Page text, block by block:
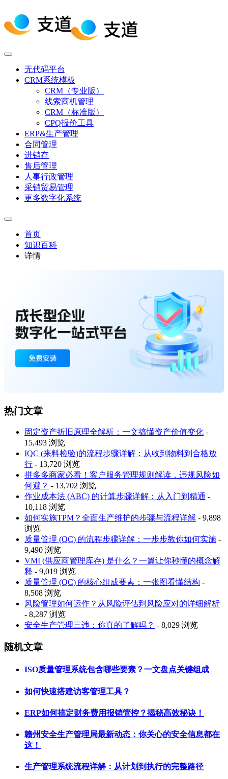
无代码平台
CRM系统模板
CRM（专业版）
线索商机管理
CRM（标准版）
CPQ报价工具
ERP&生产管理
合同管理
进销存
售后管理
人事行政管理
采销贸易管理
更多数字化系统
首页
知识百科
详情
热门文章
固定资产折旧原理全解析：一文搞懂资产价值变化 -
15,493 浏览
IQC (来料检验)的流程步骤详解：从收到物料到合格放
行 - 13,720 浏览
拼多多商家必看！客户服务管理规则解读，违规风险如
何避？ - 13,702 浏览
作业成本法 (ABC) 的计算步骤详解：从入门到精通 -
10,118 浏览
如何实施TPM？全面生产维护的步骤与流程详解 - 9,898
浏览
质量管理 (QC) 的流程步骤详解：一步步教你如何实施 -
9,490 浏览
VMI (供应商管理库存) 是什么？一篇让你秒懂的概念解
释 - 9,019 浏览
质量管理 (QC) 的核心组成要素：一张图看懂结构 -
8,508 浏览
风险管理如何运作？从风险评估到风险应对的详细解析
- 8,287 浏览
安全生产管理三违：你真的了解吗？ - 8,029 浏览
随机文章
ISO质量管理系统包含哪些要素？一文盘点关键组成
如何快速搭建访客管理工具？
ERP如何搞定财务费用报销管控？揭秘高效秘诀！
赣州安全生产管理局最新动态：你关心的安全信息都在
这！
生产管理系统流程详解：从计划到执行的完整路径